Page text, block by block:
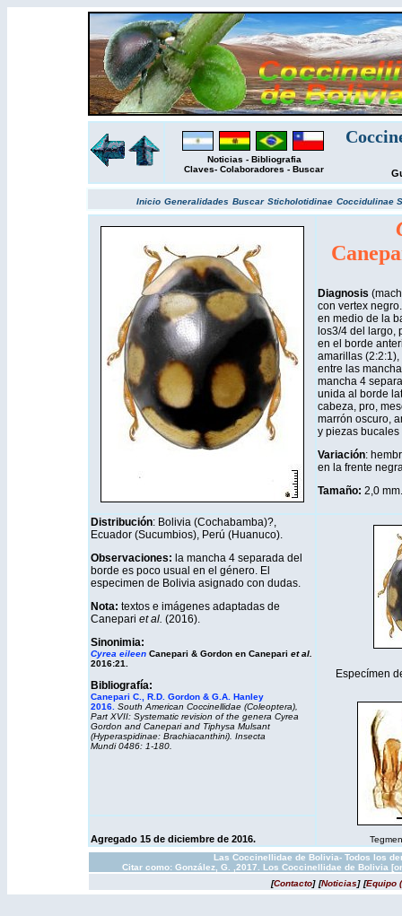
Noticias - Bibliografia
Claves- Colaboradores - Buscar
Inicio Generalidades Buscar Sticholotidinae Coccidulinae
Diagnosis
con vertex
en medio de la
los3/4 del largo,
en el borde
amarillas
entre las
mancha 4
unida al borde
cabeza, pro,
marrón oscuro,
y piezas
Variación:
en la frente
Tamaño: 2,0 mm.
Distribución: Bolivia (Cochabamba)?,
Ecuador (Sucumbios), Perú (Huanuco).
Observaciones: la mancha 4 separada del
borde es poco usual en el género. El
especimen de Bolivia asignado con dudas.
Nota: textos e imágenes adaptadas de
Canepari et al. (2016).
Sinonimia:
Cyrea eileen Canepari & Gordon en Canepari et al.
2016:21.
Bibliografía:
Canepari C., R.D. Gordon & G.A. Hanley
2016. South American Coccinellidae (Coleoptera),
Part XVII: Systematic revision of the genera Cyrea
Gordon and Canepari and Tiphysa Mulsant
(Hyperaspidinae: Brachiacanthini). Insecta
Mundi0486: 1-180.
Especímen
Agregado 15 de diciembre de 2016.
Las Coccinellidae de Bolivia- Todos los
Citar como: González, G. ,2017. Los Coccinellidae de Bolivia
[Contacto] [Noticias] [Equipo